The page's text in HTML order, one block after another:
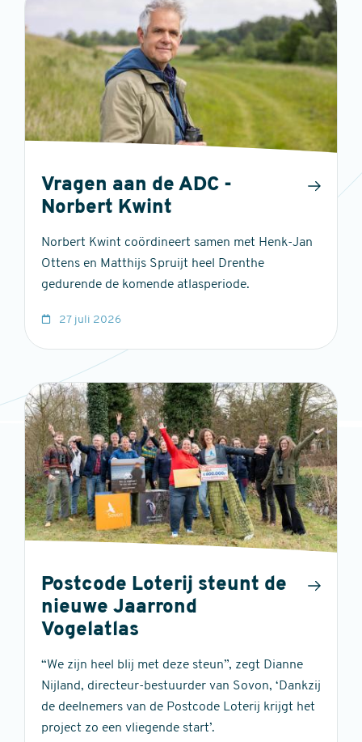
Vragen aan de ADC -
Norbert Kwint
Norbert Kwint coördineert samen met Henk-Jan
Ottens en Matthijs Spruijt heel Drenthe
gedurende de komende atlasperiode.
27 juli 2026
Postcode Loterij steunt de
nieuwe Jaarrond
Vogelatlas
“We zijn heel blij met deze steun”, zegt Dianne
Nijland, directeur-bestuurder van Sovon, ‘Dankzij
de deelnemers van de Postcode Loterij krijgt het
project zo een vliegende start’.